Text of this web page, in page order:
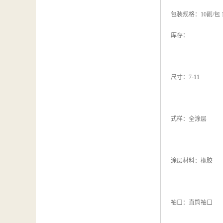
包装规格：10副/包
库存：
尺寸：7-11
式样：全涂层
涂层材料：橡胶
袖口：直筒袖口